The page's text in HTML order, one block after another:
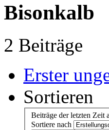
Bisonkalb
2 Beiträge
Erster
Sortieren
Beiträge der letzten Zeit
Sortiere nach